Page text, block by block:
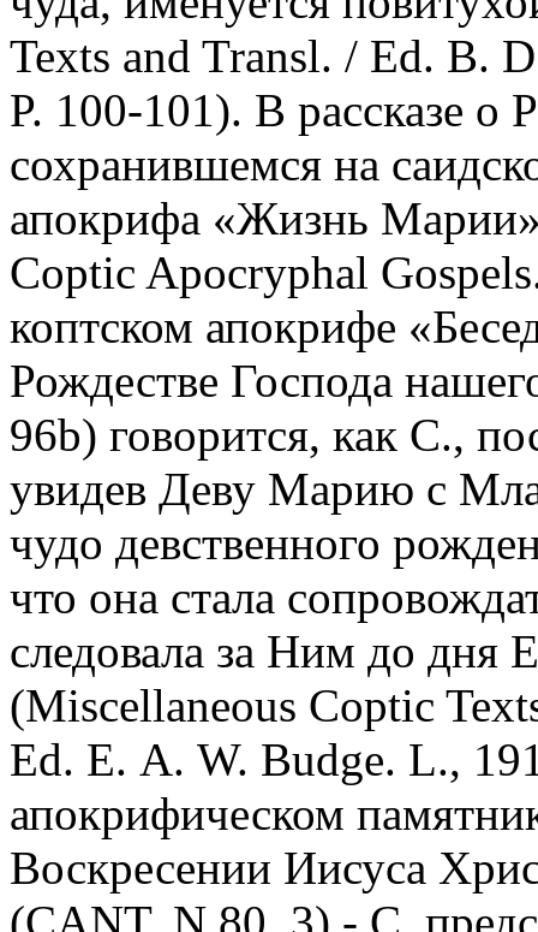
Texts and Transl. / Ed. B.
P. 100-101). В рассказе о
сохранившемся на
апокрифа «Жизнь
Coptic Apocryphal
коптском апокрифе
Рождестве Господа
96b) говорится, как С.,
увидев Деву Марию с
чудо девственного
что она стала
следовала за Ним до дня
(Miscellaneous Coptic
Ed. Е. А. W. Budge. L.,
апокрифическом
Воскресении Иисуса
(CANT, N 80. 3) - С.